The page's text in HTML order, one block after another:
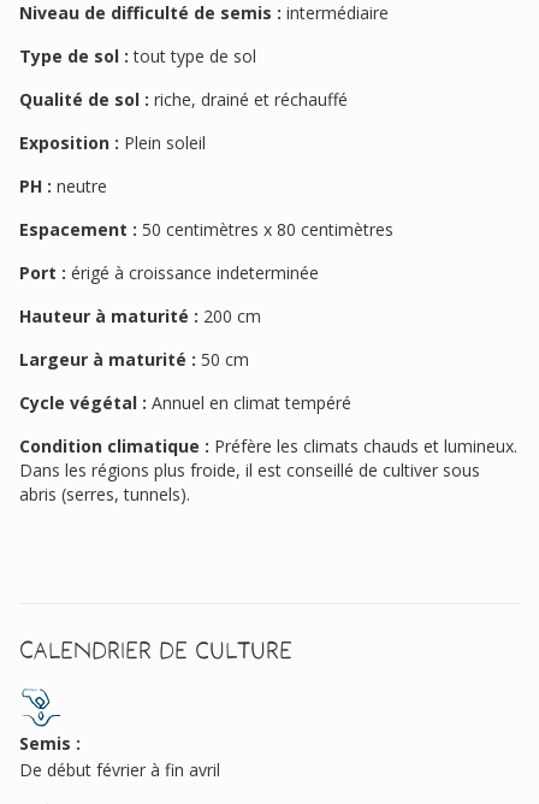
Niveau de difficulté de semis : intermédiaire
Type de sol : tout type de sol
Qualité de sol : riche, drainé et réchauffé
Exposition : Plein soleil
PH : neutre
Espacement : 50 centimètres x 80 centimètres
Port : érigé à croissance indeterminée
Hauteur à maturité : 200 cm
Largeur à maturité : 50 cm
Cycle végétal : Annuel en climat tempéré
Condition climatique : Préfère les climats chauds et lumineux.
Dans les régions plus froide, il est conseillé de cultiver sous
abris (serres, tunnels).
Calendrier de culture
Semis :
De début février à fin avril